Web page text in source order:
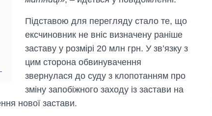
Підставою для перегляду стало те, що
ексчиновник не вніс визначену раніше
заставу у розмірі 20 млн грн. У зв’язку з
цим сторона обвинувачення
звернулася до суду з клопотанням про
зміну запобіжного заходу із застави на
нової застави.
за літо: Київ та
область стали
головною ціллю
рф